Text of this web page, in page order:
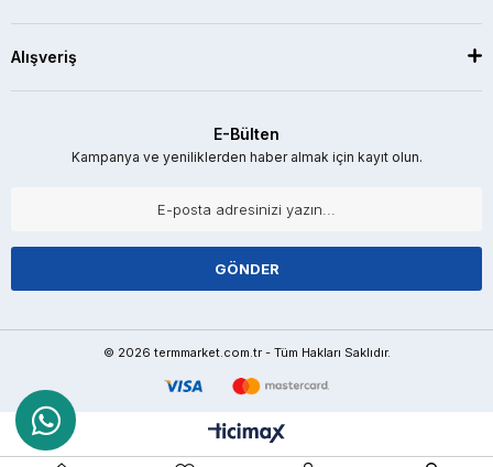
Alışveriş
E-Bülten
Kampanya ve yeniliklerden haber almak için kayıt olun.
GÖNDER
© 2026 termmarket.com.tr - Tüm Hakları Saklıdır.